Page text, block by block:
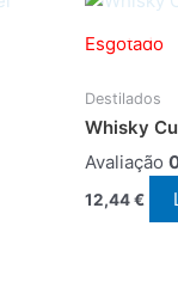
Esgotado
Destilados
Whisky
Avaliação
12,44€